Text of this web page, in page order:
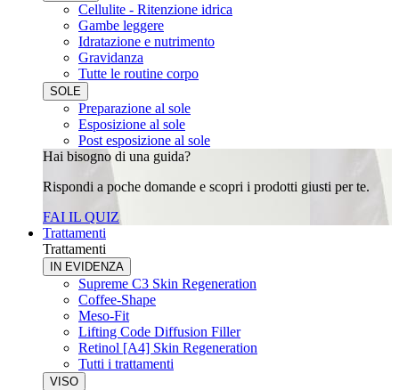
Cellulite - Ritenzione idrica
Gambe leggere
Idratazione e nutrimento
Gravidanza
Tutte le routine corpo
SOLE
Preparazione al sole
Esposizione al sole
Post esposizione al sole
Hai bisogno di una guida?
Rispondi a poche domande e scopri i prodotti giusti per te.
FAI IL QUIZ
Trattamenti
Trattamenti
IN EVIDENZA
Supreme C3 Skin Regeneration
Coffee-Shape
Meso-Fit
Lifting Code Diffusion Filler
Retinol [A4] Skin Regeneration
Tutti i trattamenti
VISO